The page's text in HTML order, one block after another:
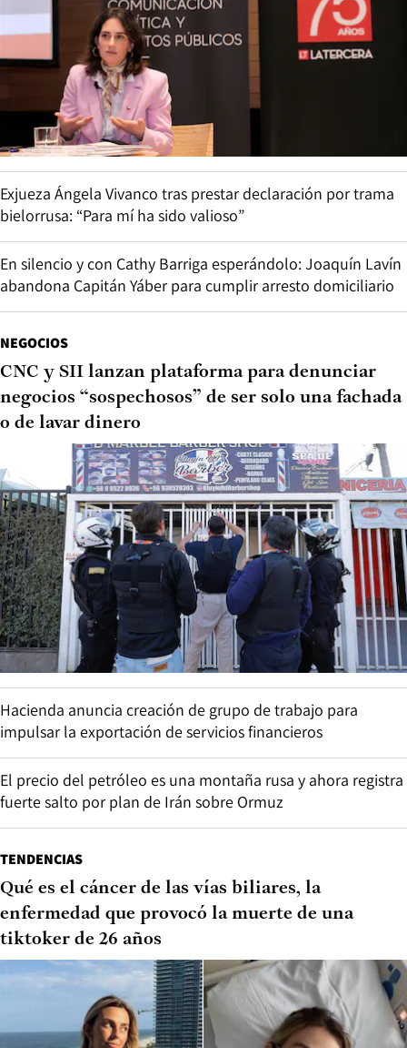
Exjueza Ángela Vivanco tras prestar declaración por trama
bielorrusa: “Para mí ha sido valioso”
En silencio y con Cathy Barriga esperándolo: Joaquín Lavín
abandona Capitán Yáber para cumplir arresto domiciliario
NEGOCIOS
CNC y SII lanzan plataforma para denunciar
negocios “sospechosos” de ser solo una fachada
o de lavar dinero
Hacienda anuncia creación de grupo de trabajo para
impulsar la exportación de servicios financieros
El precio del petróleo es una montaña rusa y ahora registra
fuerte salto por plan de Irán sobre Ormuz
TENDENCIAS
Qué es el cáncer de las vías biliares, la
enfermedad que provocó la muerte de una
tiktoker de 26 años